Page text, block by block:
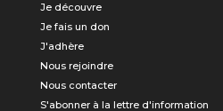
Je découvre
Je fais un don
J'adhère
Nous rejoindre
Nous contacter
S'abonner à la lettre d'information